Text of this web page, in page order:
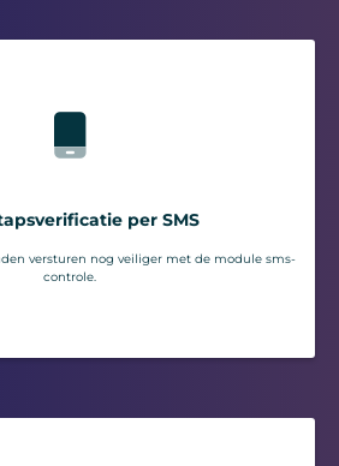
per SMS
versturen nog veiliger met de module sms-
controle.